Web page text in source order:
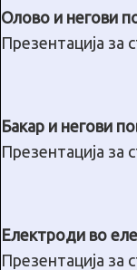
Олово и негови
Презентација за
Бакар и негови
Презентација за
Електроди во
Презентација за